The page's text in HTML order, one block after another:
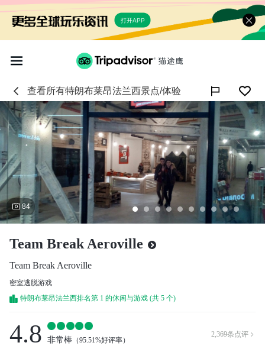
打开APP
查看所有特朗布莱昂法兰西景点/体验
 84
Team Break Aeroville
Team Break Aeroville
密室逃脱游戏
特朗布莱昂法兰西排名第 1 的休闲与游戏 (共 5 个)
4.8 非常棒 （95.51%好评率）
2,369条点评 